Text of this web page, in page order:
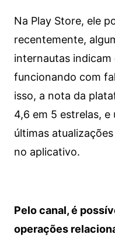
Na Play Store, ele
recentemente,
internautas
funcionando com
isso, a nota da
4,6 em 5 estrelas, e
últimas
no aplicativo.
Pelo canal, é
operações